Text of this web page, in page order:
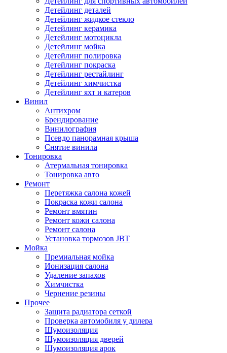
Детейлинг деталей
Детейлинг жидкое стекло
Детейлинг керамика
Детейлинг мотоцикла
Детейлинг мойка
Детейлинг полировка
Детейлинг покраска
Детейлинг рестайлинг
Детейлинг химчистка
Детейлинг яхт и катеров
Винил
Антихром
Брендирование
Винилография
Псевдо панорамная крыша
Снятие винила
Тонировка
Атермальная тонировка
Тонировка авто
Ремонт
Перетяжка салона кожей
Покраска кожи салона
Ремонт вмятин
Ремонт кожи салона
Ремонт салона
Установка тормозов JBT
Мойка
Премиальная мойка
Ионизация салона
Удаление запахов
Химчистка
Чернение резины
Прочее
Защита радиатора сеткой
Проверка автомобиля у дилера
Шумоизоляция
Шумоизоляция дверей
Шумоизоляция арок